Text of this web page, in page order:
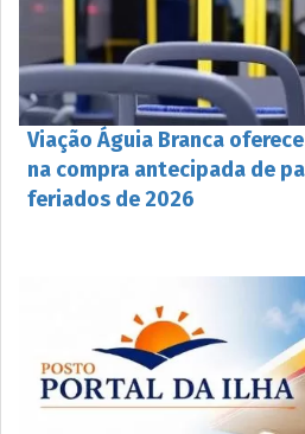
Viação Águia Branca
na compra antecipada de
feriados de 2026